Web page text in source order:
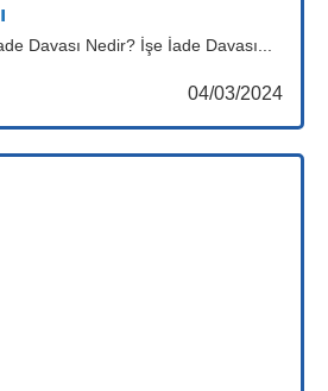
Davası Nedir? İşe İade Davası...
04/03/2024